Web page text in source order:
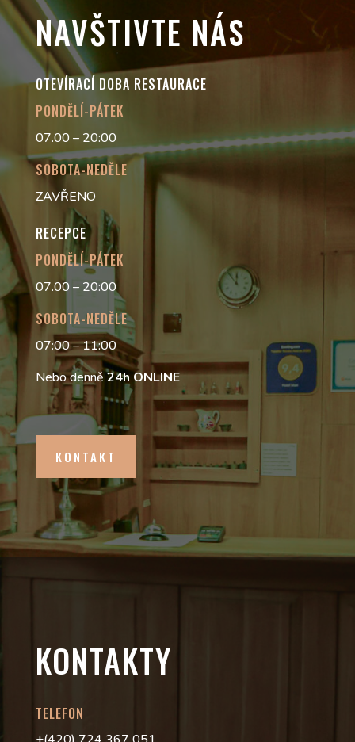
NAVŠTIVTE NÁS
OTEVÍRACÍ DOBA RESTAURACE
PONDĚLÍ-PÁTEK
07.00 – 20:00
SOBOTA-NEDĚLE
ZAVŘENO
RECEPCE
PONDĚLÍ-PÁTEK
07.00 – 20:00
SOBOTA-NEDĚLE
07:00 – 11:00
Nebo denně24h ONLINE
KONTAKT
KONTAKTY
TELEFON